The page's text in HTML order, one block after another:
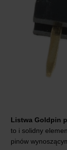
Listwa Goldpin
to i solidny
pinów